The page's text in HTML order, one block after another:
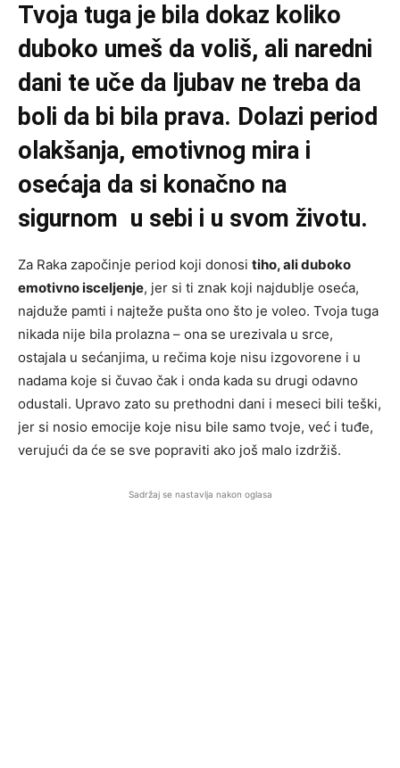
Tvoja tuga je bila dokaz koliko
duboko umeš da voliš, ali naredni
dani te uče da ljubav ne treba da
boli da bi bila prava. Dolazi period
olakšanja, emotivnog mira i
osećaja da si konačno na
sigurnom u sebi i u svom životu.
Za Raka započinje period koji donosi tiho, ali duboko
emotivno isceljenje, jer si ti znak koji najdublje oseća,
najduže pamti i najteže pušta ono što je voleo. Tvoja tuga
nikada nije bila prolazna – ona se urezivala u srce,
ostajala u sećanjima, u rečima koje nisu izgovorene i u
nadama koje si čuvao čak i onda kada su drugi odavno
odustali. Upravo zato su prethodni dani i meseci bili teški,
jer si nosio emocije koje nisu bile samo tvoje, već i tuđe,
verujući da će se sve popraviti ako još malo izdržiš.
Sadržaj se nastavlja nakon oglasa